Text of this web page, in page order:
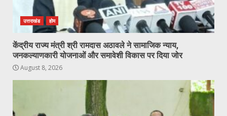
उत्तराखंड होम
केंद्रीय राज्य मंत्री श्री रामदास अठावले ने सामाजिक न्याय,
जनकल्याणकारी योजनाओं और समावेशी विकास पर दिया जोर
August 8, 2026